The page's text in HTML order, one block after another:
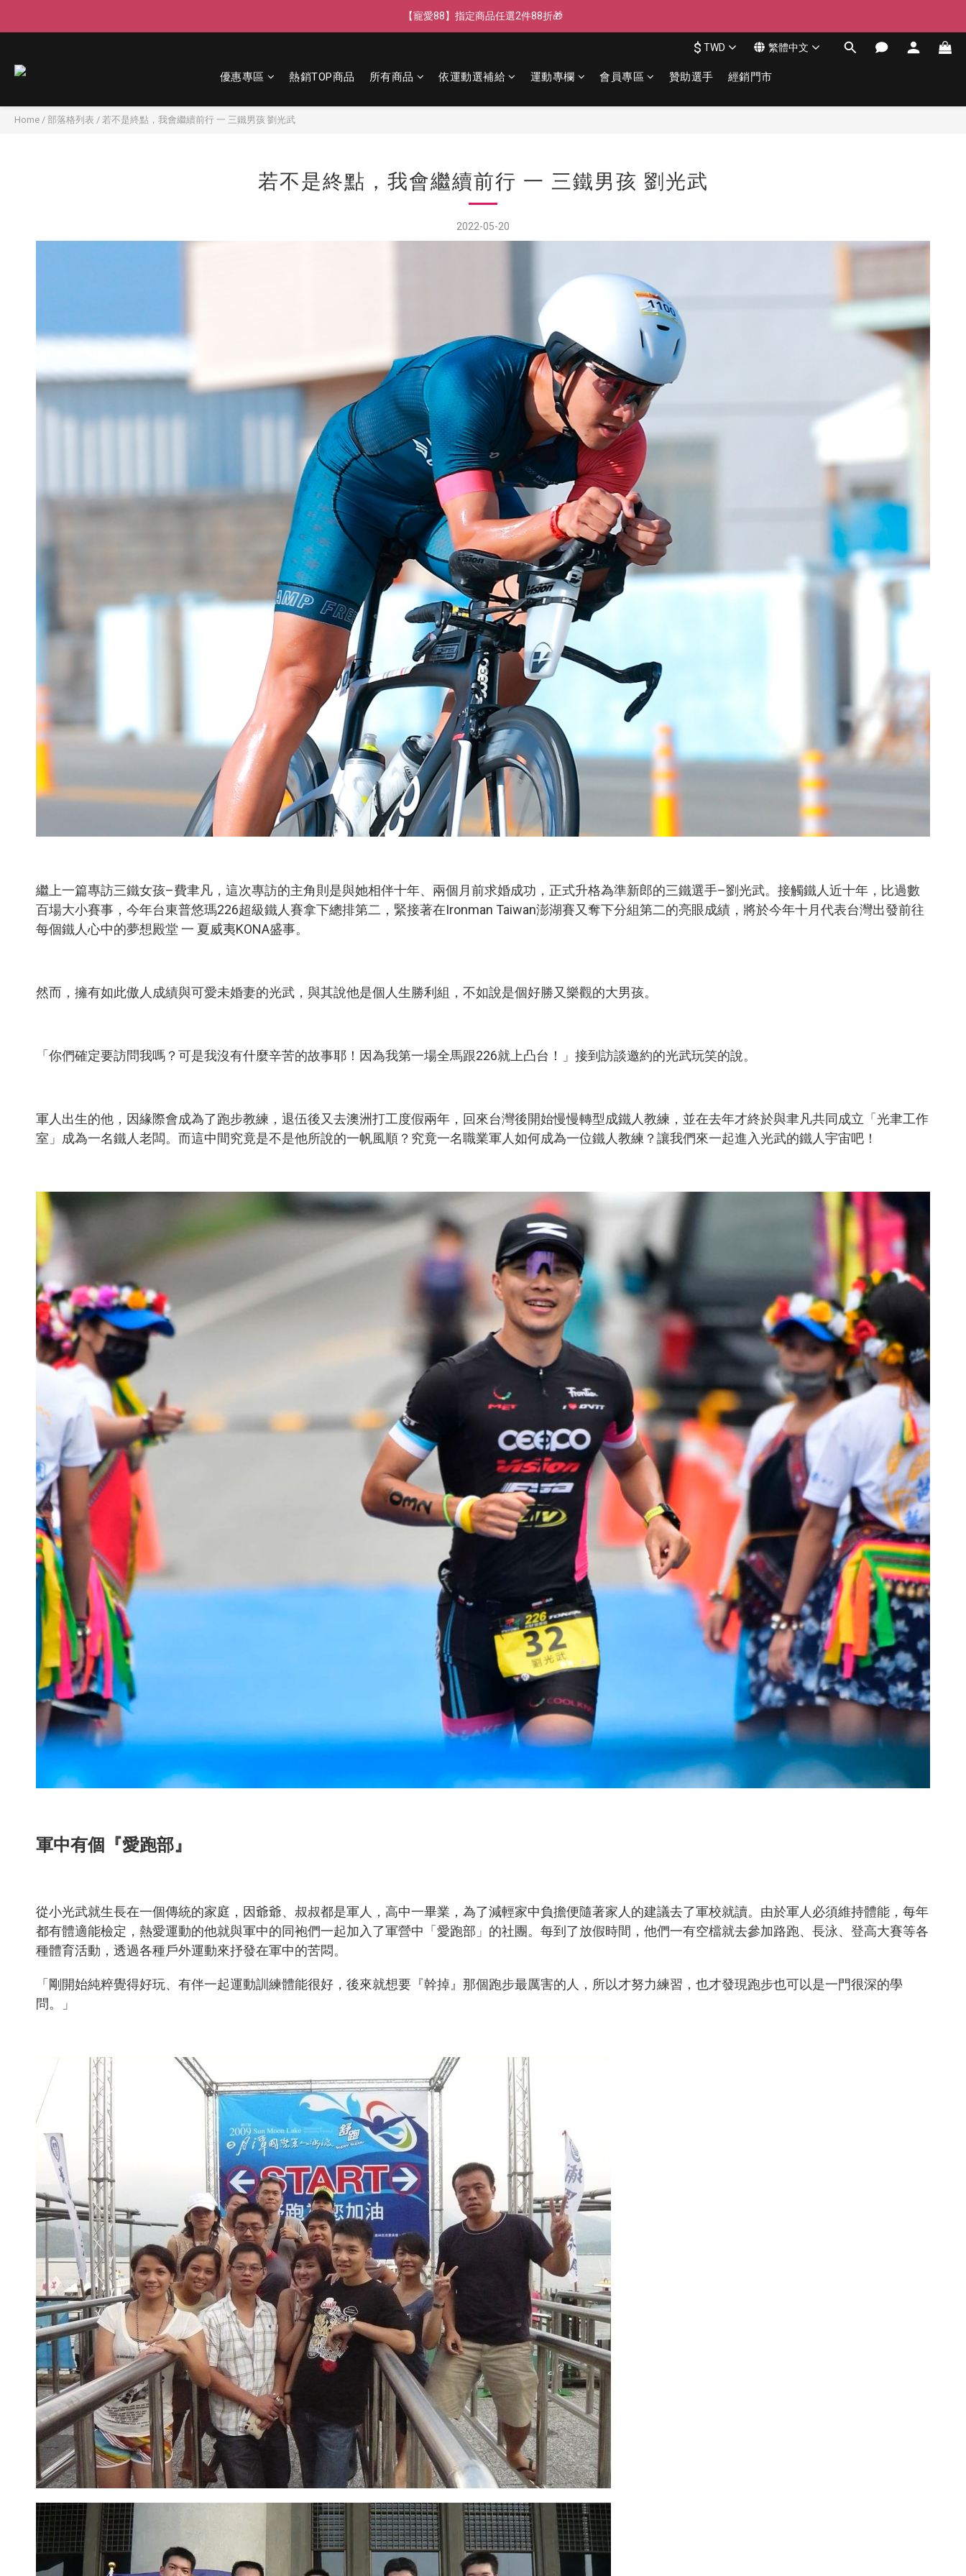
【寵愛88】指定商品任選2件88折🎁
【新客獨享】新會員下單即送芒果青果膠🔥
【寵愛88】指定商品任選2件88折🎁
$ TWD 繁體中文
優惠專區 熱銷TOP商品 所有商品 依運動選補給 運動專欄 會員專區 贊助選手 經銷門市
Home / 部落格列表 / 若不是終點，我會繼續前行 一 三鐵男孩 劉光武
若不是終點，我會繼續前行 一 三鐵男孩 劉光武
2022-05-20
繼上一篇專訪三鐵女孩–費聿凡，這次專訪的主角則是與她相伴十年、兩個月前求婚成功，正式升格為準新郎的三鐵選手–劉光武。接觸鐵人近十年，比過數
百場大小賽事，今年台東普悠瑪226超級鐵人賽拿下總排第二，緊接著在Ironman Taiwan澎湖賽又奪下分組第二的亮眼成績，將於今年十月代表台灣出發前往
每個鐵人心中的夢想殿堂 一 夏威夷KONA盛事。
然而，擁有如此傲人成績與可愛未婚妻的光武，與其說他是個人生勝利組，不如說是個好勝又樂觀的大男孩。
「你們確定要訪問我嗎？可是我沒有什麼辛苦的故事耶！因為我第一場全馬跟226就上凸台！」接到訪談邀約的光武玩笑的說。
軍人出生的他，因緣際會成為了跑步教練，退伍後又去澳洲打工度假兩年，回來台灣後開始慢慢轉型成鐵人教練，並在去年才終於與聿凡共同成立「光聿工作
室」成為一名鐵人老闆。而這中間究竟是不是他所說的一帆風順？究竟一名職業軍人如何成為一位鐵人教練？讓我們來一起進入光武的鐵人宇宙吧！
軍中有個『愛跑部』
從小光武就生長在一個傳統的家庭，因爺爺、叔叔都是軍人，高中一畢業，為了減輕家中負擔便隨著家人的建議去了軍校就讀。由於軍人必須維持體能，每年
都有體適能檢定，熱愛運動的他就與軍中的同袍們一起加入了軍營中「愛跑部」的社團。每到了放假時間，他們一有空檔就去參加路跑、長泳、登高大賽等各
種體育活動，透過各種戶外運動來抒發在軍中的苦悶。
「剛開始純粹覺得好玩、有伴一起運動訓練體能很好，後來就想要『幹掉』那個跑步最厲害的人，所以才努力練習，也才發現跑步也可以是一門很深的學
問。」